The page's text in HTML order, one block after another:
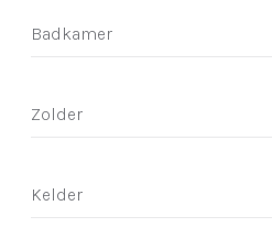
Badkamer
Zolder
Kelder